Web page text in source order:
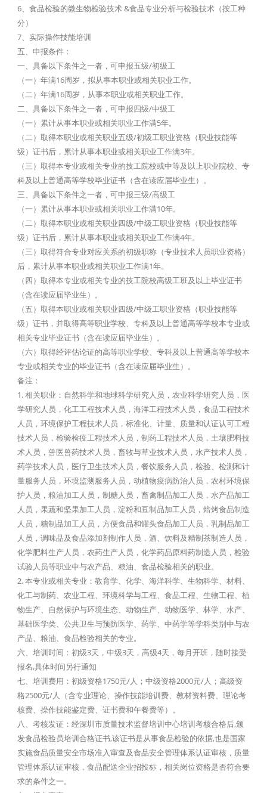
6、食品检验的微生物检验技术 &食品专业分析与检验技术（按工种
分）
7、实际操作技能培训
五、申报条件：
一、具备以下条件之一者，可申报五级/初级工
（一）年满16周岁，拟从事本职业或相关职业工作。
（二）年满16周岁，从事本职业或相关职业工作。
二、具备以下条件之一者，可申报四级/中级工
（一）累计从事本职业或相关职业工作满5年。
（二）取得本职业或相关职业五级/初级工职业资格（职业技能等
级）证书后，累计从事本职业或相关职业工作满3年。
（三）取得本专业或相关专业的技工院校或中等及以上职业院校、专
科及以上普通高等学校毕业证书（含在读应届毕业生）。
三、具备以下条件之一者，可申报三级/高级工
（一）累计从事本职业或相关职业工作满10年。
（二）取得本职业或相关职业四级/中级工职业资格（职业技能等
级）证书后，累计从事本职业或相关职业工作满4年。
（三）取得符合专业对应关系的初级职称（专业技术人员职业资格）
后，累计从事本职业或相关职业工作满1年。
（四）取得本专业或相关专业的技工院校高级工班及以上毕业证书
（含在读应届毕业生）。
（五）取得本职业或相关职业四级/中级工职业资格（职业技能等
级）证书，并取得高等职业学校、专科及以上普通高等学校本专业或
相关专业毕业证书（含在读应届毕业生）。
（六）取得经评估论证的高等职业学校、专科及以上普通高等学校本
专业或相关专业的毕业证书（含在读应届毕业生）。
备注：
1. 相关职业：自然科学和地球科学研究人员，农业科学研究人员，医
学研究人员，化工工程技术人员，海洋工程技术人员，食品工程技术
人员，环境保护工程技术人员，标准化、计量、质量和认证认可工程
技术人员，检验检疫工程技术人员，制药工程技术人员，土壤肥料技
术人员，兽医兽药技术人员，畜牧与草业技术人员，水产技术人员，
药学技术人员，医疗卫生技术人员，餐饮服务人员，检验、检测和计
量服务人员，环境监测服务人员，动植物疫病防治人员，农村环境保
护人员，粮油加工人员，制糖人员，畜禽制品加工人员，水产品加工
人员，果蔬和坚果加工人员，淀粉和豆制品加工人员，焙烤食品制造
人员，糖制品加工人员，方便食品和罐头食品加工人员，乳制品加工
人员，调味品及食品添加剂制作人员，酒、饮料及精制茶制造人员，
化学肥料生产人员，农药生产人员，化学药品原料药制造人员，检验
试验人员等职业中与农产品、粮油、食品检验相关的职业。
2. 本专业或相关专业：教育学、化学、海洋科学、生物科学、材料、
化工与制药、农业工程、环境科学与工程、食品工程、生物工程、植
物生产、自然保护与环境生态、动物生产、动物医学、林学、水产、
基础医学类、公共卫生与预防医学、药学、中药学等学科类别中与农
产品、粮油、食品检验相关的专业。
六、培训时间：初级3天，中级3天，高级4天，每月开班，随时接受
报名,具体时间另行通知
七、培训费用：初级资格1750元/人；中级资格2000元/人；高级资
格2500元/人（含专业理论、操作技能培训费、教材资料费、理论考
核费、操作技能鉴定费、证书费和午餐费等）。
八、考核发证：经深圳市质量技术监督培训中心培训考核合格后,颁
发食品检验员培训合格证书,该证书是从事食品检验的依据,也是国家
实施食品质量安全市场准入审查及食品安全管理体系认证审核，质量
管理体系认证审核，食品配送企业招投标，相关岗位资格是否符合要
求的条件之一。